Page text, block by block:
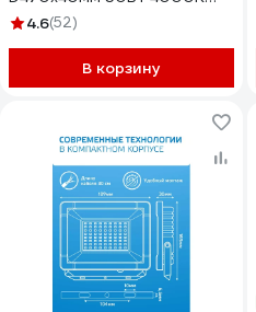
4200Лм IP65 SHR-50W-W
4.6(52)
В корзину